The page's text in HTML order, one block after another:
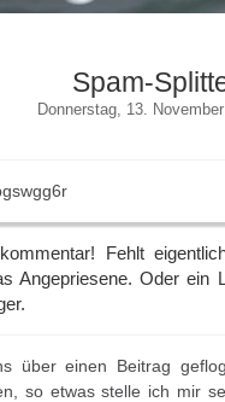
Spam-
Donnerstag, 13.
Fehlt
Angepriesene. Oder ein
über einen Beitrag
so etwas stelle ich mir